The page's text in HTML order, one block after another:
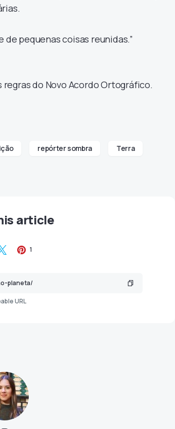
de pequenas coisas reunidas.”
do Novo Acordo Ortográfico.
repórter sombra Terra
article
1
URL